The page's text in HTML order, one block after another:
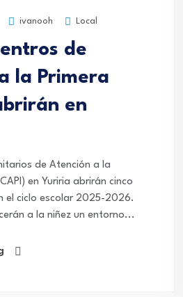
ivanooh Local
de
la Primera
en
de Atención a la
en Yuriria abrirán cinco
el ciclo escolar 2025-2026.
a la niñez un entorno...